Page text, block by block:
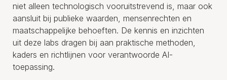
niet alleen technologisch vooruitstrevend is, maar ook
aansluit bij publieke waarden, mensenrechten en
maatschappelijke behoeften. De kennis en inzichten
uit deze labs dragen bij aan praktische methoden,
kaders en richtlijnen voor verantwoorde AI-
toepassing.